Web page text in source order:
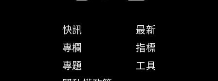
快訊
專欄
專題
最新
指標
工具